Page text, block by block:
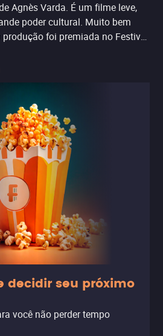
Agnès Varda. É um filme leve,
poder cultural. Muito bem
foi premiada no Festival
do Oscar na categoria de
decidir seu próximo
você não perder tempo